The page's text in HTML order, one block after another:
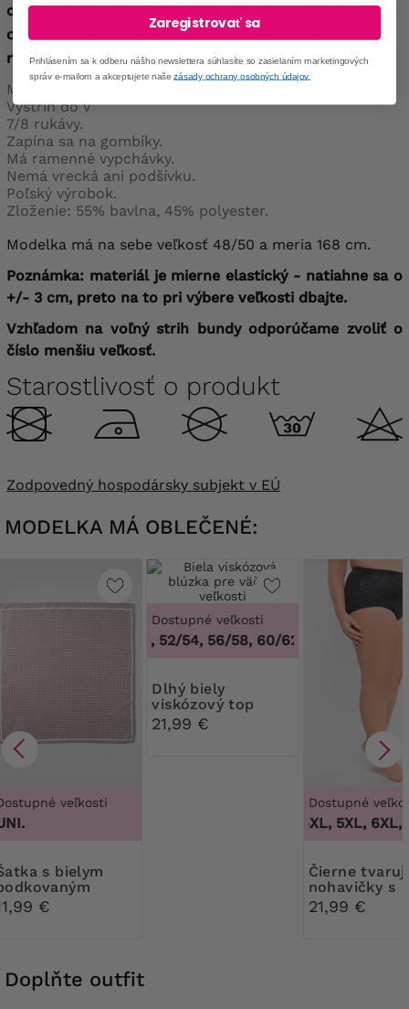
označovania veľkostí používanými výrobcami. V našom
obchode priraďujeme veľkosti na základe skutočných
rozmerov produktu.
Materiál: mierne elastický, strednej hrúbky.
Výstrih do V
7/8 rukávy.
Zapína sa na gombíky.
Má ramenné vypchávky.
Nemá vrecká ani podšívku.
Poľský výrobok.
Zloženie: 55% bavlna, 45% polyester.
Modelka má na sebe veľkosť 48/50 a meria 168 cm.
Poznámka: materiál je mierne elastický - natiahne sa o
+/- 3 cm, preto na to pri výbere veľkosti dbajte.
Vzhľadom na voľný strih bundy odporúčame zvoliť o
číslo menšiu veľkosť.
Starostlivosť o produkt
Zodpovedný hospodársky subjekt v EÚ
MODELKA MÁ OBLEČENÉ:
veľkosti
€
Dostupné veľkosti
48/50, 52/54, 56/58, 60/62, 48/50, 52/54,
Dlhý biely
viskózový top
21,99 €
Dostupné
3XL, 4XL, 5XL, 6XL,
Čierne tvarujúce
nohavičky s
kvetinovou
21,99 €
Doplňte outfit
Zaregistrovať sa
Prihlásením sa k odberu nášho newslettera súhlasíte so zasielaním marketingových
správ e-mailom a akceptujete našezásady ochrany osobných údajov.